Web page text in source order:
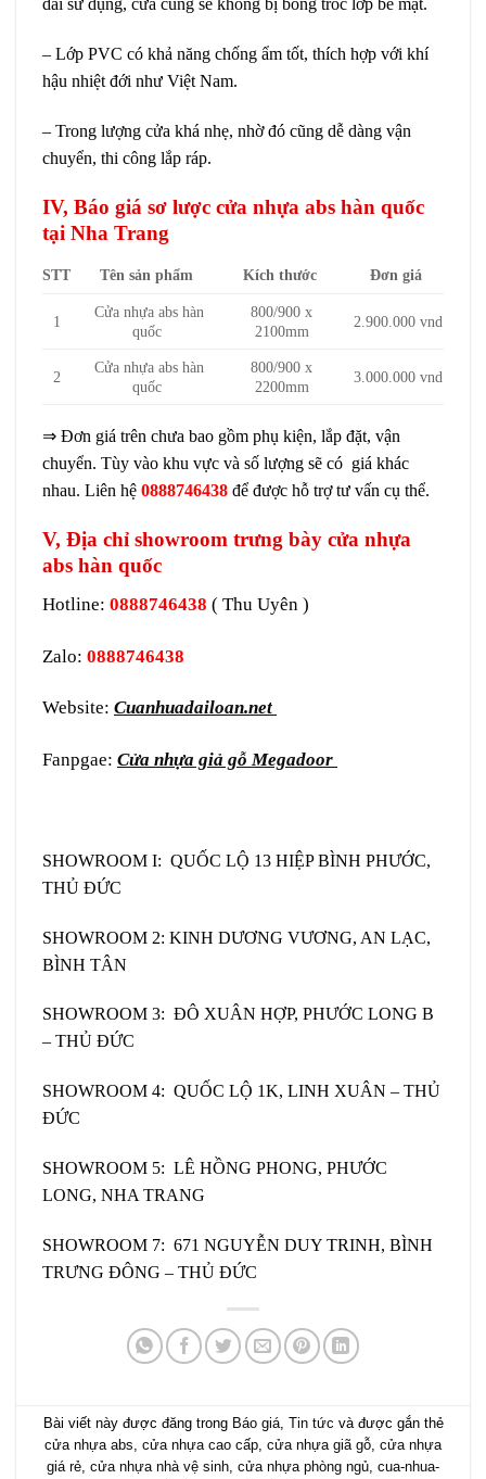
dài sử dụng, cửa cũng sẽ không bị bong tróc lớp bề mặt.
– Lớp PVC có khả năng chống ẩm tốt, thích hợp với khí
hậu nhiệt đới như Việt Nam.
– Trong lượng cửa khá nhẹ, nhờ đó cũng dễ dàng vận
chuyển, thi công lắp ráp.
IV, Báo giá sơ lược cửa nhựa abs hàn quốc
tại Nha Trang
STT Tên sản phẩm Kích thước Đơn giá
1
Cửa nhựa abs hàn
quốc
800/900 x
2100mm
2.900.000 vnd
2
Cửa nhựa abs hàn
quốc
800/900 x
2200mm
3.000.000 vnd
⇒ Đơn giá trên chưa bao gồm phụ kiện, lắp đặt, vận
chuyển. Tùy vào khu vực và số lượng sẽ có giá khác
nhau. Liên hệ 0888746438 để được hỗ trợ tư vấn cụ thể.
V, Địa chỉ showroom trưng bày cửa nhựa
abs hàn quốc
Hotline: 0888746438 ( Thu Uyên )
Zalo: 0888746438
Website: Cuanhuadailoan.net
Fanpgae: Cửa nhựa giả gỗ Megadoor
SHOWROOM I: QUỐC LỘ 13 HIỆP BÌNH PHƯỚC,
THỦ ĐỨC
SHOWROOM 2: KINH DƯƠNG VƯƠNG, AN LẠC,
BÌNH TÂN
SHOWROOM 3: ĐÔ XUÂN HỢP, PHƯỚC LONG B
– THỦ ĐỨC
SHOWROOM 4: QUỐC LỘ 1K, LINH XUÂN – THỦ
ĐỨC
SHOWROOM 5: LÊ HỒNG PHONG, PHƯỚC
LONG, NHA TRANG
SHOWROOM 7: 671 NGUYỄN DUY TRINH, BÌNH
TRƯNG ĐÔNG – THỦ ĐỨC
Bài viết này được đăng trong Báo giá, Tin tức và được gắn thẻ
cửa nhựa abs, cửa nhựa cao cấp, cửa nhựa giã gỗ, cửa nhựa
giá rẻ, cửa nhựa nhà vệ sinh, cửa nhựa phòng ngủ, cua-nhua-